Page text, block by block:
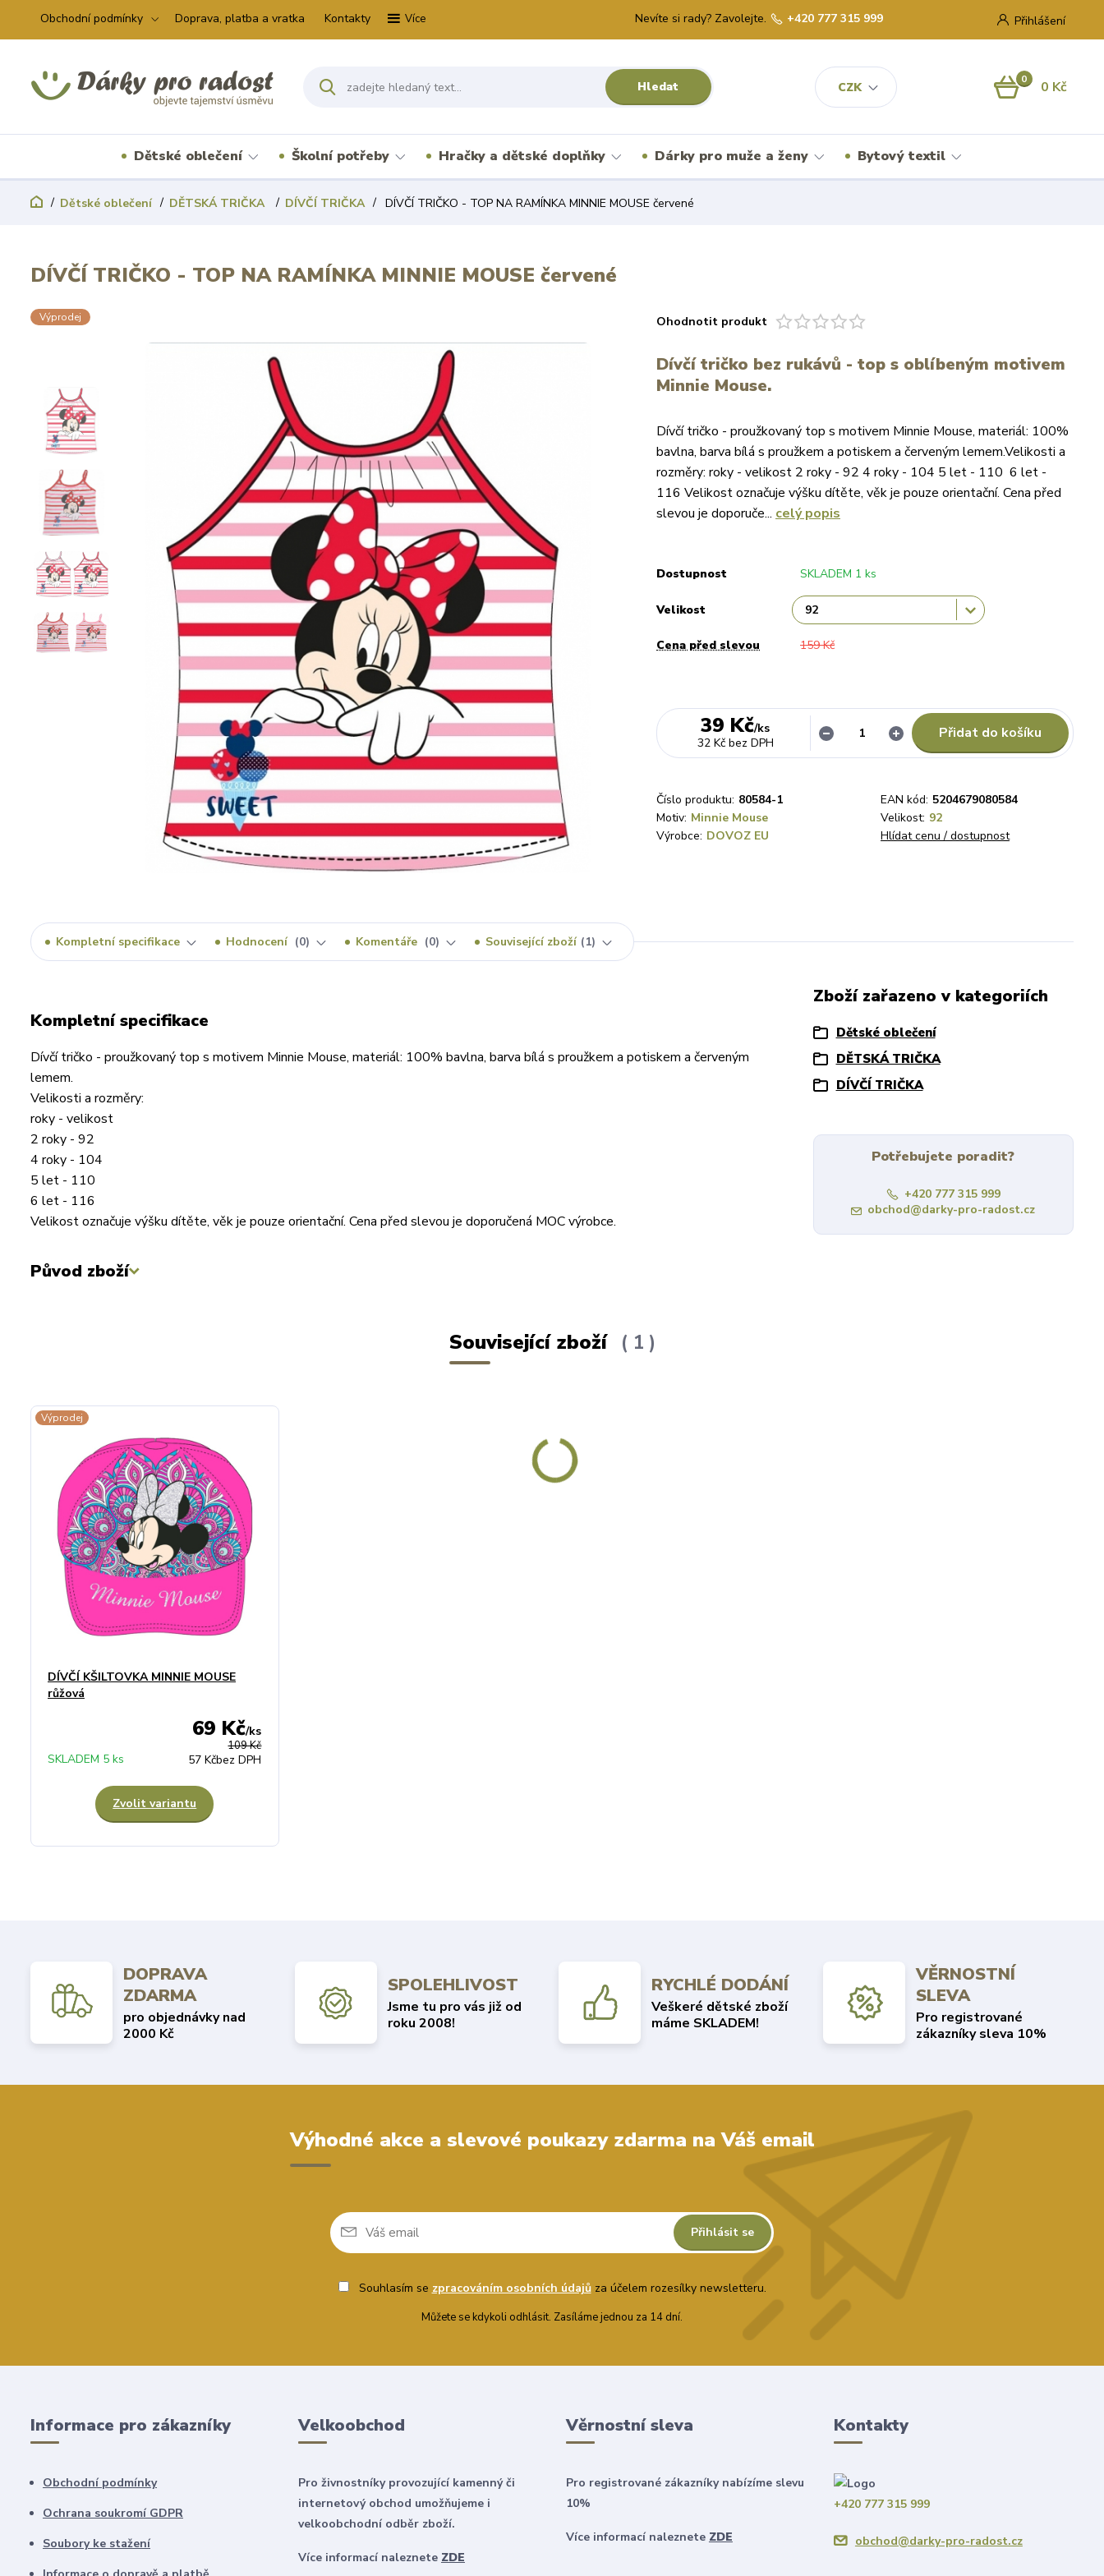
Obchodní podmínky Doprava, platba a vratka Kontakty Více
CZK
Přihlášení
Hledat
Nevíte si rady? Zavolejte. +420 777 315 999
0 0 Kč
Dětské oblečení Školní potřeby Hračky a dětské doplňky Dárky pro muže a ženy Bytový textil
Dětské oblečení DĚTSKÁ TRIČKA DÍVČÍ TRIČKA DÍVČÍ TRIČKO - TOP NA RAMÍNKA MINNIE MOUSE červené
DÍVČÍ TRIČKO - TOP NA RAMÍNKA MINNIE MOUSE červené
Výprodej Ohodnotit produkt
Dívčí tričko bez rukávů - top s oblíbeným motivem
Minnie Mouse.
Dívčí tričko - proužkovaný top s motivem Minnie Mouse, materiál: 100%
bavlna, barva bílá s proužkem a potiskem a červeným lemem.Velikosti a
rozměry: roky - velikost 2 roky - 92 4 roky - 104 5 let - 110 6 let -
116 Velikost označuje výšku dítěte, věk je pouze orientační. Cena před
slevou je doporuče... celý popis
Dostupnost SKLADEM 1 ks
Velikost
Cena před slevou 159 Kč
39 Kč/ks
32 Kč bez DPH
Přidat do košíku
Číslo produktu: 80584-1 EAN kód: 5204679080584
Motiv: Minnie Mouse Velikost: 92
Výrobce: DOVOZ EU Hlídat cenu / dostupnost
Kompletní specifikace Hodnocení 0 Komentáře 0 Související zboží 1
Kompletní specifikace
Dívčí tričko - proužkovaný top s motivem Minnie Mouse, materiál: 100% bavlna, barva bílá s proužkem a potiskem a červeným
lemem.
Velikosti a rozměry:
roky - velikost
2 roky - 92
4 roky - 104
5 let - 110
6 let - 116
Velikost označuje výšku dítěte, věk je pouze orientační. Cena před slevou je doporučená MOC výrobce.
Původ zboží
Zboží zařazeno v kategoriích
Dětské oblečení
DĚTSKÁ TRIČKA
DÍVČÍ TRIČKA
Potřebujete poradit?
+420 777 315 999
obchod@darky-pro-radost.cz
Související zboží 1
Výprodej
DÍVČÍ KŠILTOVKA MINNIE MOUSE
růžová
109 Kč
69 Kč/ks
57 Kčbez DPH
SKLADEM 5 ks
Zvolit variantu
DOPRAVA
ZDARMA
pro objednávky nad
2000 Kč
SPOLEHLIVOST
Jsme tu pro vás již od
roku 2008!
RYCHLÉ DODÁNÍ
Veškeré dětské zboží
máme SKLADEM!
VĚRNOSTNÍ
SLEVA
Pro registrované
zákazníky sleva 10%
Výhodné akce a slevové poukazy zdarma na Váš email
Přihlásit se
Souhlasím se zpracováním osobních údajůza účelem rozesílky newsletteru.
Můžete se kdykoli odhlásit. Zasíláme jednou za 14 dní.
Informace pro zákazníky
Obchodní podmínky
Ochrana soukromí GDPR
Soubory ke stažení
Velkoobchod
Pro živnostníky provozující kamenný či
internetový obchod umožňujeme i
velkoobchodní odběr zboží.
Více informací naleznete ZDE
Věrnostní sleva
Pro registrované zákazníky nabízíme slevu
10%
Více informací naleznete ZDE
Kontakty
+420 777 315 999
obchod@darky-pro-radost.cz